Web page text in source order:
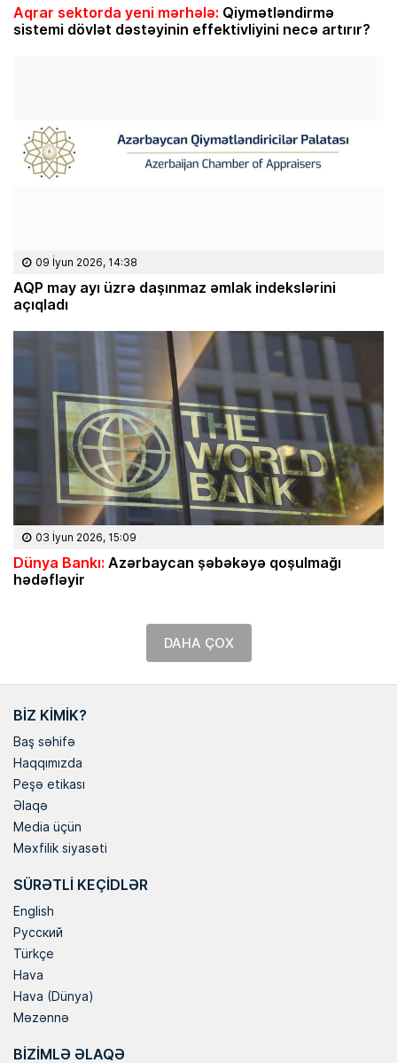
Aqrar sektorda yeni mərhələ: Qiymətləndirmə
sistemi dövlət dəstəyinin effektivliyini necə artırır?
09 İyun 2026, 14:38
AQP may ayı üzrə daşınmaz əmlak indekslərini
açıqladı
03 İyun 2026, 15:09
Dünya Bankı: Azərbaycan şəbəkəyə qoşulmağı
hədəfləyir
DAHA ÇOX
BIZ KIMIK?
Baş səhifə
Haqqımızda
Peşə etikası
Əlaqə
Media üçün
Məxfilik siyasəti
SÜRƏTLI KEÇIDLƏR
English
Русский
Türkçe
Hava
Hava (Dünya)
Məzənnə
BIZIMLƏ ƏLAQƏ